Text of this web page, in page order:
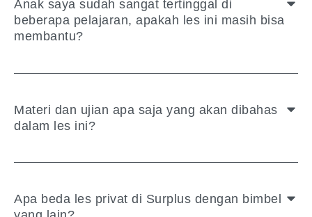
Anak saya sudah sangat tertinggal di
beberapa pelajaran, apakah les ini masih bisa
membantu?
Materi dan ujian apa saja yang akan dibahas
dalam les ini?
Apa beda les privat di Surplus dengan bimbel